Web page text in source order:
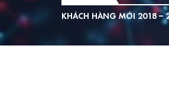
KHÁCH HÀNG MỚI 2018 –